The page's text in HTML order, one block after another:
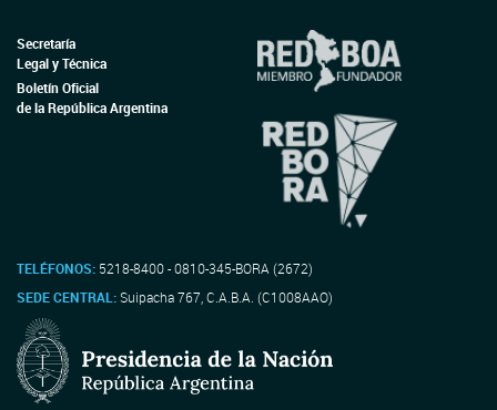
Secretaría
Legal y Técnica
Boletín Oficial
de la República Argentina
TELÉFONOS: 5218-8400 - 0810-345-BORA (2672)
SEDE CENTRAL:Suipacha 767, C.A.B.A. (C1008AAO)